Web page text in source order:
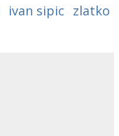
ivan sipic zlatko